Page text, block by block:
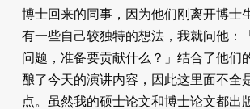
博士回来的同事，因为他们刚离开博士
有一些自己较独特的想法，我就问他：
问题，准备要贡献什么？」结合了他们
酿了今天的演讲内容，因此这里面不全
点。虽然我的硕士论文和博士论文都出